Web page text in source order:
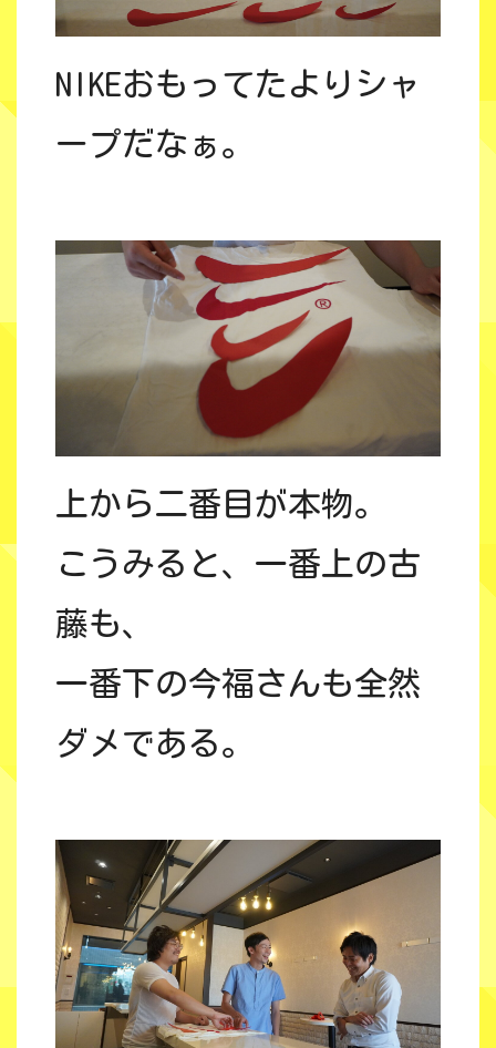
NIKEおもってたよりシャ
ープだなぁ。
上から二番目が本物。
こうみると、一番上の古
藤も、
一番下の今福さんも全然
ダメである。